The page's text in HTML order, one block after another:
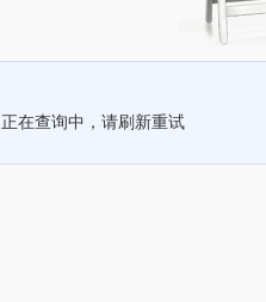
正在查询中，请刷新重试